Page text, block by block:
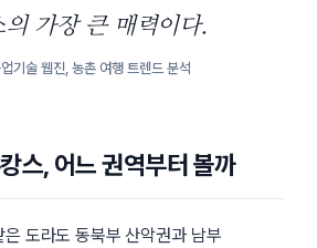
의 가장 큰 매력이다.
기술 웹진, 농촌 여행 트렌드 분석
스, 어느 권역부터 볼까
도라도 동북부 산악권과 남부